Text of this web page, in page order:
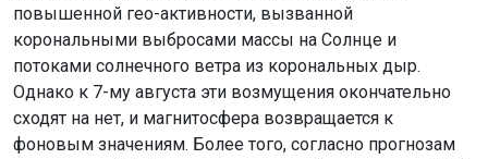
повышенной гео-активности, вызванной
корональными выбросами массы на Солнце и
потоками солнечного ветра из корональных дыр.
Однако к 7-му августа эти возмущения окончательно
сходят на нет, и магнитосфера возвращается к
фоновым значениям. Более того, согласно прогнозам